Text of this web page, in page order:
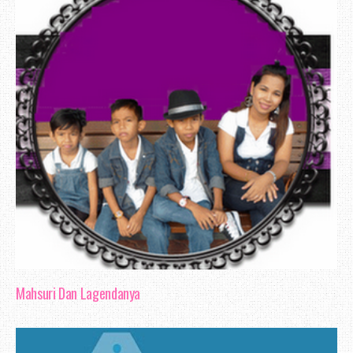
Nak bercerita mengenai blog review,
tak begitu pandai untuk membuat
Mungkin cukup sekadar aku
bulan Mac ni berkaitan penghebahan
hehee..
Mahsuri Dan Lagendanya